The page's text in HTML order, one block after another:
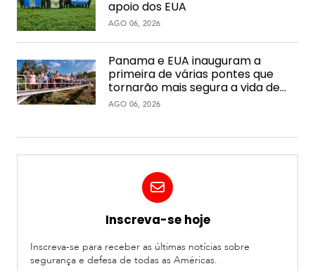
apoio dos EUA
AGO 06, 2026
Panama e EUA inauguram a
primeira de várias pontes que
tornarão mais segura a vida de
comunidades rurais
AGO 06, 2026
Inscreva-se hoje
Inscreva-se para receber as últimas notícias sobre
segurança e defesa de todas as Américas.